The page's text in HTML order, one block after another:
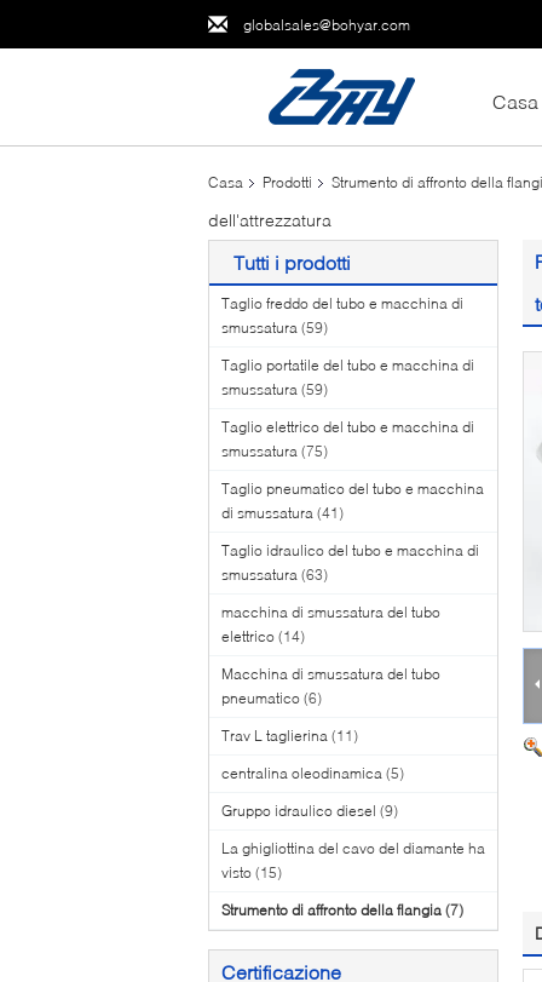
globalsales@bohyar.com
Casa
Casa Prodotti Strumento di affronto della
dell'attrezzatura
Tutti i prodotti
Taglio freddo del tubo e macchina di
smussatura (59)
Taglio portatile del tubo e macchina di
smussatura (59)
Taglio elettrico del tubo e macchina di
smussatura (75)
Taglio pneumatico del tubo e macchina
di smussatura (41)
Taglio idraulico del tubo e macchina di
smussatura (63)
macchina di smussatura del tubo
elettrico (14)
Macchina di smussatura del tubo
pneumatico (6)
Trav L taglierina (11)
centralina oleodinamica (5)
Gruppo idraulico diesel (9)
La ghigliottina del cavo del diamante ha
visto (15)
Strumento di affronto della flangia (7)
Certificazione